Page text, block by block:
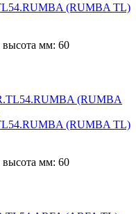
(RUMBA TL)
высота мм: 60
(RUMBA TL)
высота мм: 60